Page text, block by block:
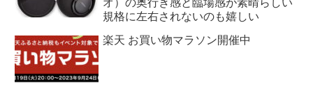
オ）の奥行き感と臨場感が素晴らしい
規格に左右されないのも嬉しい
楽天 お買い物マラソン開催中